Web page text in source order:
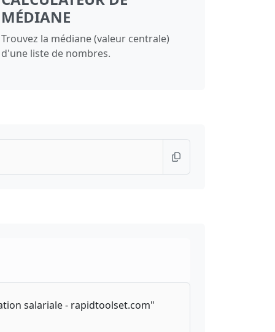
MÉDIANE
Trouvez la médiane (valeur centrale)
d'une liste de nombres.